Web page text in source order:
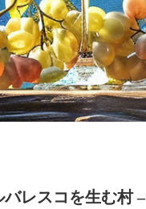
レスコを生む村 –